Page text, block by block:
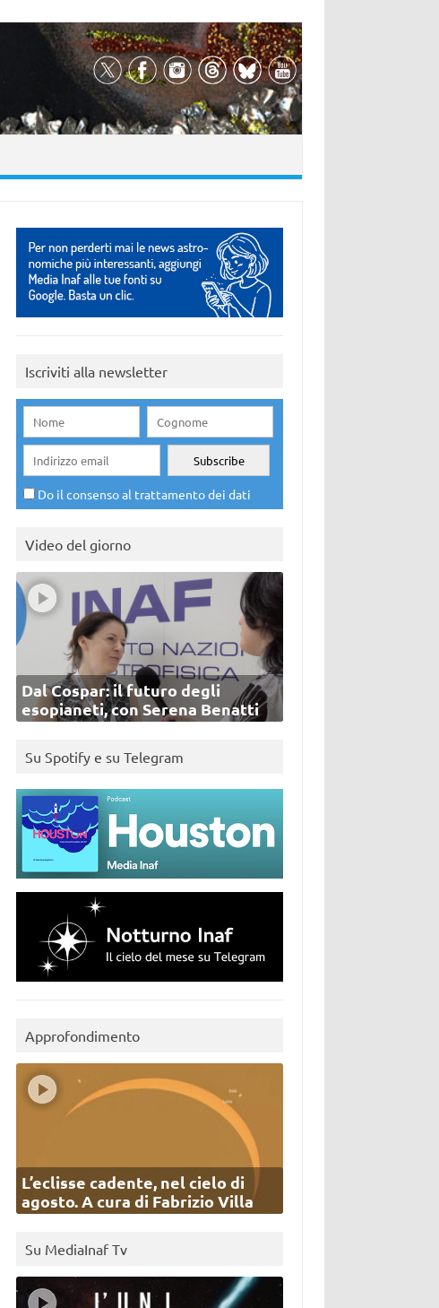
Iscriviti alla newsletter
Do il consenso al trattamento dei dati
Video del giorno
Dal Cospar: il futuro degli
esopianeti, con Serena Benatti
Su Spotify e su Telegram
Approfondimento
L’eclisse cadente, nel cielo di
agosto. A cura di Fabrizio Villa
Su MediaInaf Tv